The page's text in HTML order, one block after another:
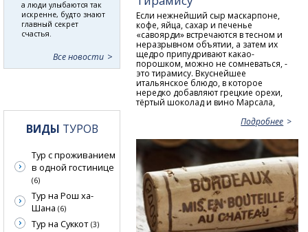
Если нежнейший сыр маскарпоне,
кофе, яйца, сахар и печенье
«савоярди» встречаются в тесном и
неразрывном объятии, а затем их
щедро припудривают какао-
порошком, можно не сомневаться, -
это тирамису. Вкуснейшее
итальянское блюдо, в которое
нередко добавляют грецкие орехи,
тёртый шоколад и вино Марсала,
Подробнее
а люди улыбаются так
искренне, будто знают
главный секрет
счастья.
Все новости
ВИДЫ ТУРОВ
Тур с проживанием
в одной гостинице
(6)
Тур на Рош ха-
Шана (6)
Тур на Суккот (3)